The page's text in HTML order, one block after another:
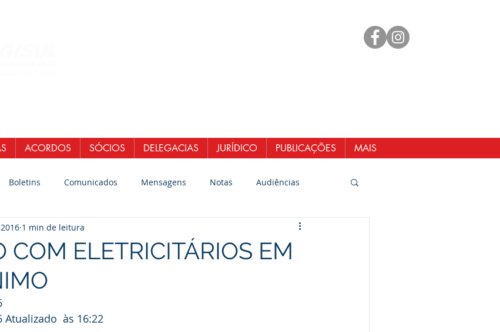
ACORDOS SÓCIOS DELEGACIAS JURÍDICO PUBLICAÇÕES MAIS
Boletins Comunicados Mensagens Notas Audiências
COM ELETRICITÁRIOS EM
1 min de leitura
Atualizado  às 16:22